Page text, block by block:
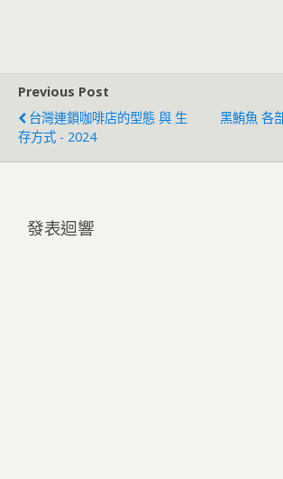
Previous Post
台灣連鎖咖啡店的型態 與 生
存方式 - 2024
黑鮪魚 各
發表迴響